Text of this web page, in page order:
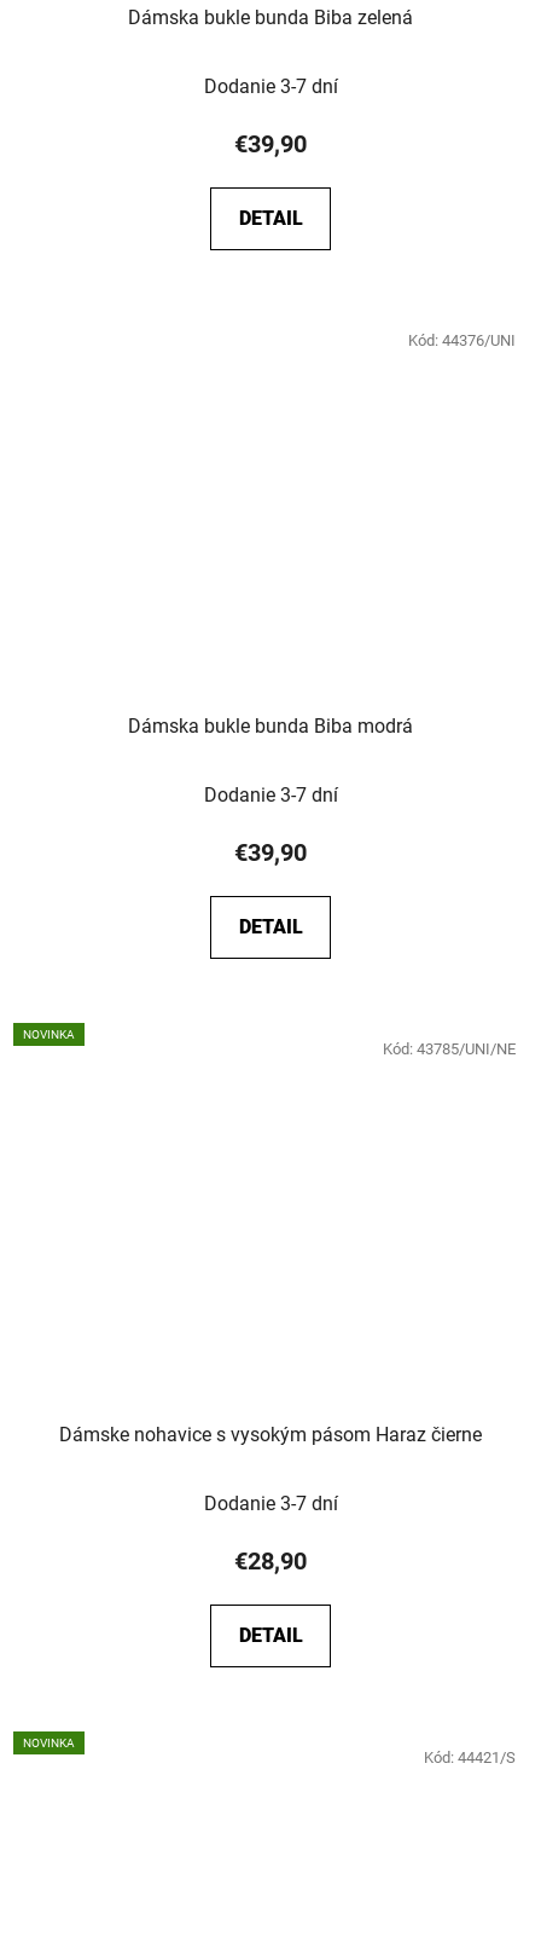
Dámska bukle bunda Biba zelená
Dodanie 3-7 dní
€39,90
DETAIL
Dámska bukle bunda Biba modrá
Dodanie 3-7 dní
€39,90
DETAIL
Kód: 44376/UNI
NOVINKA
Dámske nohavice s vysokým pásom Haraz čierne
Dodanie 3-7 dní
€28,90
DETAIL
Kód: 43785/UNI/NE
NOVINKA
Kód: 44421/S